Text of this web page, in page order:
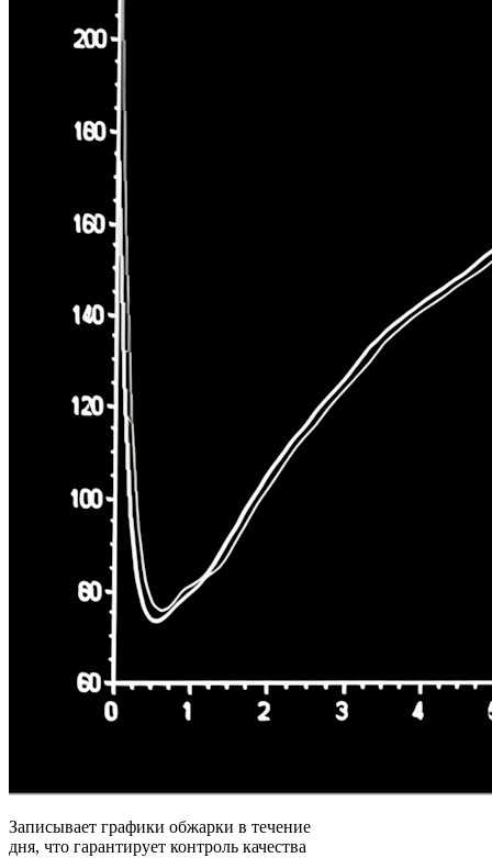
Записывает графики обжарки в течение
дня, что гарантирует контроль качества